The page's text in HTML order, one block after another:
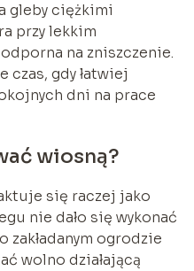
gleby ciężkimi
przy lekkim
na zniszczenie.
gdy łatwiej
dni na prace
wiosną?
się raczej jako
nie dało się wykonać
zakładanym ogrodzie
wolno działającą